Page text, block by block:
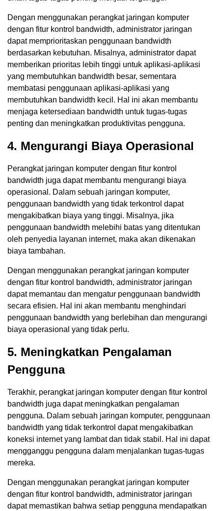
Dengan menggunakan perangkat jaringan komputer
dengan fitur kontrol bandwidth, administrator jaringan
dapat memprioritaskan penggunaan bandwidth
berdasarkan kebutuhan. Misalnya, administrator dapat
memberikan prioritas lebih tinggi untuk aplikasi-aplikasi
yang membutuhkan bandwidth besar, sementara
membatasi penggunaan aplikasi-aplikasi yang
membutuhkan bandwidth kecil. Hal ini akan membantu
menjaga ketersediaan bandwidth untuk tugas-tugas
penting dan meningkatkan produktivitas pengguna.
4. Mengurangi Biaya Operasional
Perangkat jaringan komputer dengan fitur kontrol
bandwidth juga dapat membantu mengurangi biaya
operasional. Dalam sebuah jaringan komputer,
penggunaan bandwidth yang tidak terkontrol dapat
mengakibatkan biaya yang tinggi. Misalnya, jika
penggunaan bandwidth melebihi batas yang ditentukan
oleh penyedia layanan internet, maka akan dikenakan
biaya tambahan.
Dengan menggunakan perangkat jaringan komputer
dengan fitur kontrol bandwidth, administrator jaringan
dapat memantau dan mengatur penggunaan bandwidth
secara efisien. Hal ini akan membantu menghindari
penggunaan bandwidth yang berlebihan dan mengurangi
biaya operasional yang tidak perlu.
5. Meningkatkan Pengalaman
Pengguna
Terakhir, perangkat jaringan komputer dengan fitur kontrol
bandwidth juga dapat meningkatkan pengalaman
pengguna. Dalam sebuah jaringan komputer, penggunaan
bandwidth yang tidak terkontrol dapat mengakibatkan
koneksi internet yang lambat dan tidak stabil. Hal ini dapat
mengganggu pengguna dalam menjalankan tugas-tugas
mereka.
Dengan menggunakan perangkat jaringan komputer
dengan fitur kontrol bandwidth, administrator jaringan
dapat memastikan bahwa setiap pengguna mendapatkan